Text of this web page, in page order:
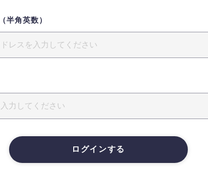
半角英数）
ログインする